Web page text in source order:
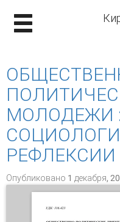
МОЛОДЕЖИ
РЕФЛЕКСИИ
Опубликовано 1 декабря,